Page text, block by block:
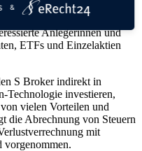
Finanzgruppe
Kryptowährungen und die
Anlegerinnen und
ETFs und Einzelaktien
S Broker indirekt in
Technologie investieren,
vielen Vorteilen und
die Abrechnung von Steuern
mit
vorgenommen.
&